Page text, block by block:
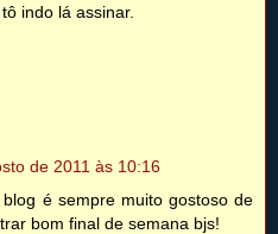
indo lá assinar.
de 2011 às 10:16
é sempre muito gostoso de
bom final de semana bjs!